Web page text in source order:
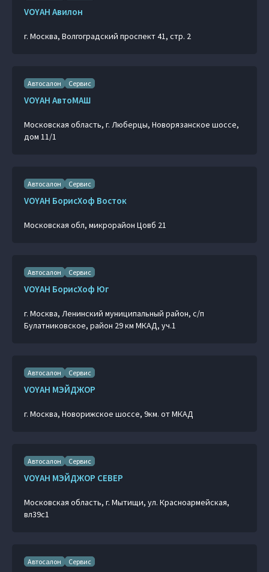
VOYAH Авилон
г. Москва, Волгоградский проспект 41, стр. 2
Автосалон Сервис
VOYAH АвтоМАШ
Московская область, г. Люберцы, Новорязанское шоссе,
дом 11/1
Автосалон Сервис
VOYAH БорисХоф Восток
Московская обл, микрорайон Цовб 21
Автосалон Сервис
VOYAH БорисХоф Юг
г. Москва, Ленинский муниципальный район, с/п
Булатниковское, район 29 км МКАД, уч.1
Автосалон Сервис
VOYAH МЭЙДЖОР
г. Москва, Новорижское шоссе, 9км. от МКАД
Автосалон Сервис
VOYAH МЭЙДЖОР СЕВЕР
Московская область, г. Мытищи, ул. Красноармейская,
вл39с1
Автосалон Сервис